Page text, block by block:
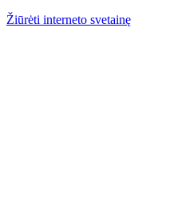
Žiūrėti interneto svetainę